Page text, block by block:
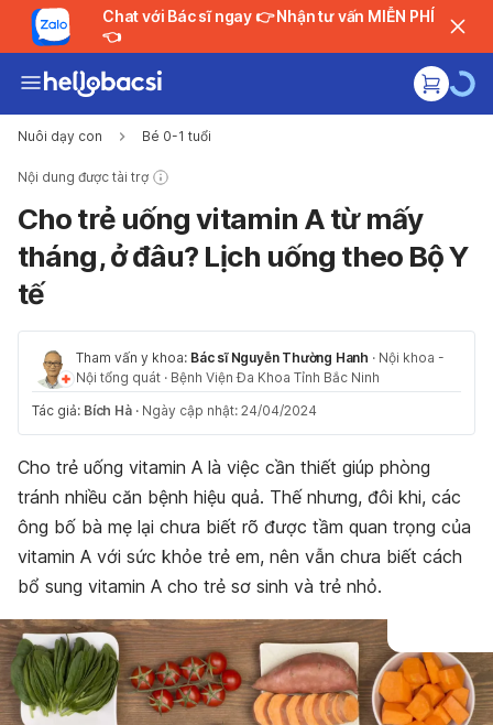
Chat với Bác sĩ ngay 👉 Nhận tư vấn MIỄN PHÍ
👈
Nuôi dạy con Bé 0-1 tuổi
Nội dung được tài trợ
Cho trẻ uống vitamin A từ mấy
tháng, ở đâu? Lịch uống theo Bộ Y
tế
Tham vấn y khoa: Bác sĩ Nguyễn Thường Hanh · Nội khoa -
Nội tổng quát · Bệnh Viện Đa Khoa Tỉnh Bắc Ninh
Tác giả: Bích Hà · Ngày cập nhật: 24/04/2024
Cho trẻ uống vitamin A là việc cần thiết giúp phòng
tránh nhiều căn bệnh hiệu quả. Thế nhưng, đôi khi, các
ông bố bà mẹ lại chưa biết rõ được tầm quan trọng của
vitamin A với sức khỏe trẻ em, nên vẫn chưa biết cách
bổ sung vitamin A cho trẻ sơ sinh và trẻ nhỏ.